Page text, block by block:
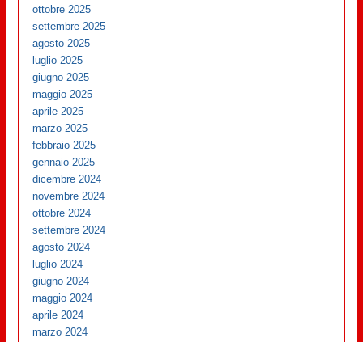
ottobre 2025
settembre 2025
agosto 2025
luglio 2025
giugno 2025
maggio 2025
aprile 2025
marzo 2025
febbraio 2025
gennaio 2025
dicembre 2024
novembre 2024
ottobre 2024
settembre 2024
agosto 2024
luglio 2024
giugno 2024
maggio 2024
aprile 2024
marzo 2024